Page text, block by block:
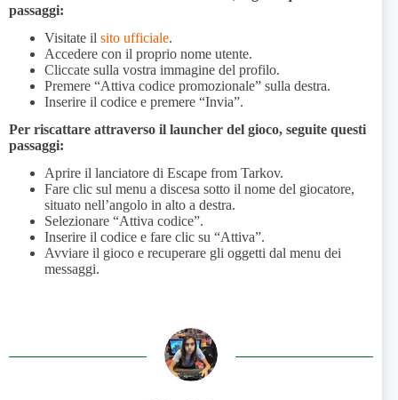
passaggi:
Visitate il sito ufficiale.
Accedere con il proprio nome utente.
Cliccate sulla vostra immagine del profilo.
Premere “Attiva codice promozionale” sulla destra.
Inserire il codice e premere “Invia”.
Per riscattare attraverso il launcher del gioco, seguite questi
passaggi:
Aprire il lanciatore di Escape from Tarkov.
Fare clic sul menu a discesa sotto il nome del giocatore,
situato nell’angolo in alto a destra.
Selezionare “Attiva codice”.
Inserire il codice e fare clic su “Attiva”.
Avviare il gioco e recuperare gli oggetti dal menu dei
messaggi.